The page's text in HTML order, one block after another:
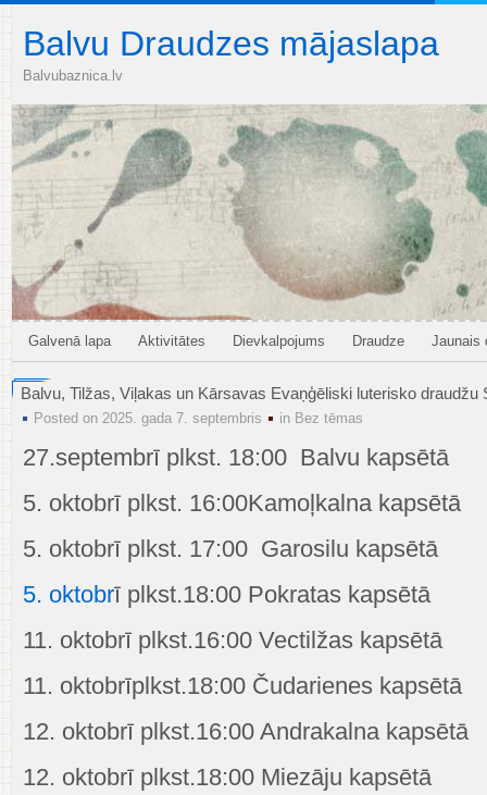
Balvu Draudzes mājaslapa
Balvubaznica.lv
Galvenā lapa Aktivitātes Dievkalpojums Draudze Jaunais
Balvu, Tilžas, Viļakas un Kārsavas Evaņģēliski luterisko draudžu
Posted on 2025. gada 7. septembris in Bez tēmas
27.septembrī plkst. 18:00 Balvu kapsētā
5. oktobrī plkst. 16:00Kamoļkalna kapsētā
5. oktobrī plkst. 17:00 Garosilu kapsētā
5. oktobrī plkst.18:00 Pokratas kapsētā
11. oktobrī plkst.16:00 Vectilžas kapsētā
11. oktobrīplkst.18:00 Čudarienes kapsētā
12. oktobrī plkst.16:00 Andrakalna kapsētā
12. oktobrī plkst.18:00 Miezāju kapsētā